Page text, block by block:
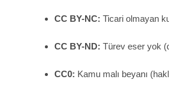
CC BY-NC: Ticari olmayan
CC BY-ND: Türev eser yok
CC0: Kamu malı beyanı